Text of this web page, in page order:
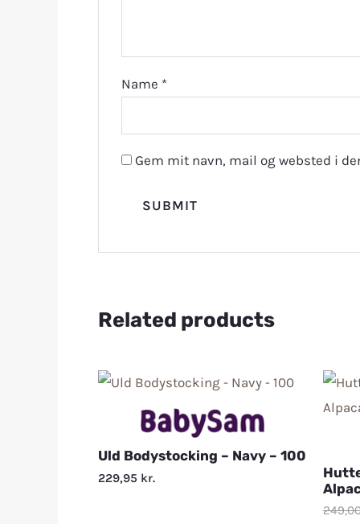
Name *
Gem mit navn, mail og websted i
Related products
Uld Bodystocking – Navy – 100
229,95 kr.